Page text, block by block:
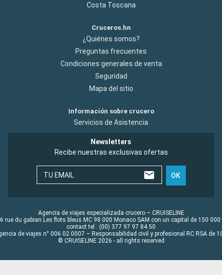
Costa Toscana
Cruceros.hn
¿Quiénes somos?
Preguntas frecuentes
Condiciones generales de venta
Seguridad
Mapa del sitio
Información sobre crucero
Servicios de Asistencia
Newsletters
Recibe nuestras exclusivas ofertas
TU EMAIL OK
Agencia de viajes especializada crucero – CRUISELINE
rue du gabian Les flots bleus MC 98 000 Monaco SAM con un capital de 150 000
contact tel : (00) 377 97 97 84 50
de viajes n° 006 02 0007 – Responsabilidad civil y profesional RC RSA de
© CRUISELINE 2026 - all rights reserved